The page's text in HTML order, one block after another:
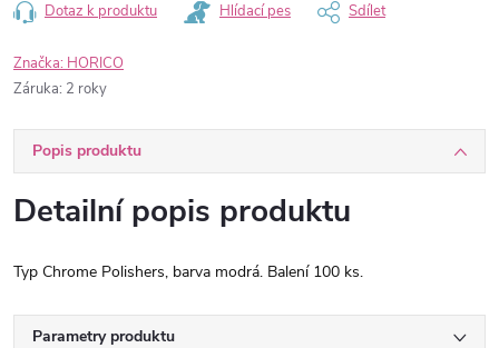
Dotaz k produktu Hlídací pes Sdílet
Značka: HORICO
Záruka: 2 roky
Popis produktu
Detailní popis produktu
Typ Chrome Polishers, barva modrá. Balení 100 ks.
Parametry produktu